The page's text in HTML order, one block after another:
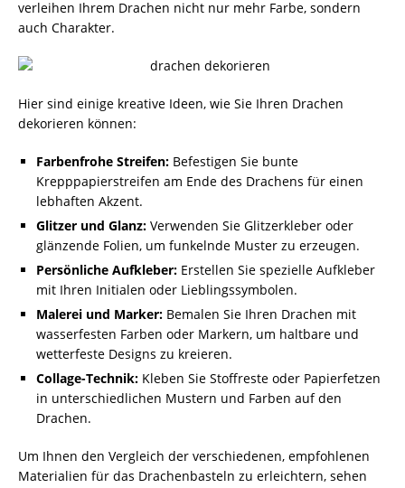
verleihen Ihrem Drachen nicht nur mehr Farbe, sondern
auch Charakter.
Hier sind einige kreative Ideen, wie Sie Ihren Drachen
dekorieren können:
Farbenfrohe Streifen: Befestigen Sie bunte
Krepppapierstreifen am Ende des Drachens für einen
lebhaften Akzent.
Glitzer und Glanz: Verwenden Sie Glitzerkleber oder
glänzende Folien, um funkelnde Muster zu erzeugen.
Persönliche Aufkleber: Erstellen Sie spezielle Aufkleber
mit Ihren Initialen oder Lieblingssymbolen.
Malerei und Marker: Bemalen Sie Ihren Drachen mit
wasserfesten Farben oder Markern, um haltbare und
wetterfeste Designs zu kreieren.
Collage-Technik: Kleben Sie Stoffreste oder Papierfetzen
in unterschiedlichen Mustern und Farben auf den
Drachen.
Um Ihnen den Vergleich der verschiedenen, empfohlenen
Materialien für das Drachenbasteln zu erleichtern, sehen